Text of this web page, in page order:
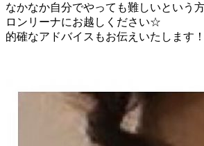
なかなか自分でやっても難しいという
ロンリーナにお越しください☆
的確なアドバイスもお伝えいたします！